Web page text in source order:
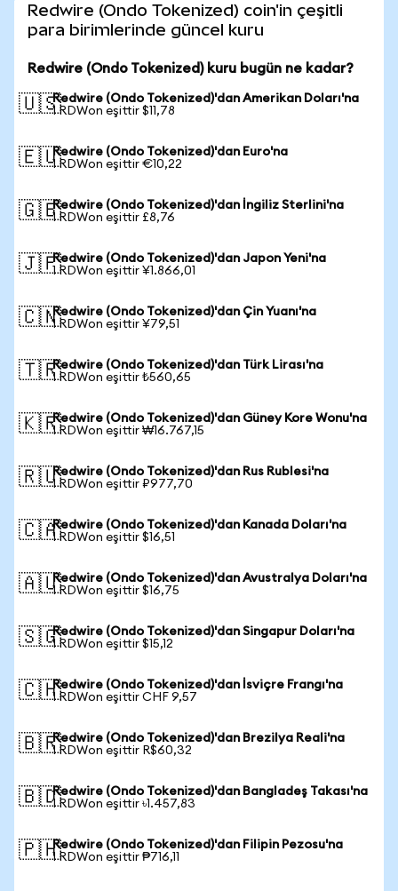
Redwire (Ondo Tokenized) coin'in çeşitli
para birimlerinde güncel kuru
Redwire (Ondo Tokenized) kuru bugün ne kadar?
🇺🇸Redwire (Ondo Tokenized)'dan Amerikan Doları'na
1 RDWon eşittir $11,78
🇪🇺Redwire (Ondo Tokenized)'dan Euro'na
1 RDWon eşittir €10,22
🇬🇧Redwire (Ondo Tokenized)'dan İngiliz Sterlini'na
1 RDWon eşittir £8,76
🇯🇵Redwire (Ondo Tokenized)'dan Japon Yeni'na
1 RDWon eşittir ¥1.866,01
🇨🇳Redwire (Ondo Tokenized)'dan Çin Yuanı'na
1 RDWon eşittir ¥79,51
🇹🇷Redwire (Ondo Tokenized)'dan Türk Lirası'na
1 RDWon eşittir ₺560,65
🇰🇷Redwire (Ondo Tokenized)'dan Güney Kore Wonu'na
1 RDWon eşittir ₩16.767,15
🇷🇺Redwire (Ondo Tokenized)'dan Rus Rublesi'na
1 RDWon eşittir ₽977,70
🇨🇦Redwire (Ondo Tokenized)'dan Kanada Doları'na
1 RDWon eşittir $16,51
🇦🇺Redwire (Ondo Tokenized)'dan Avustralya Doları'na
1 RDWon eşittir $16,75
🇸🇬Redwire (Ondo Tokenized)'dan Singapur Doları'na
1 RDWon eşittir $15,12
🇨🇭Redwire (Ondo Tokenized)'dan İsviçre Frangı'na
1 RDWon eşittir CHF 9,57
🇧🇷Redwire (Ondo Tokenized)'dan Brezilya Reali'na
1 RDWon eşittir R$60,32
🇧🇩Redwire (Ondo Tokenized)'dan Bangladeş Takası'na
1 RDWon eşittir ৳1.457,83
🇵🇭Redwire (Ondo Tokenized)'dan Filipin Pezosu'na
1 RDWon eşittir ₱716,11